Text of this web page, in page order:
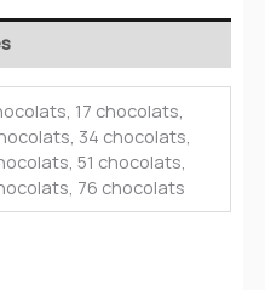
17 chocolats,
34 chocolats,
51 chocolats,
76 chocolats